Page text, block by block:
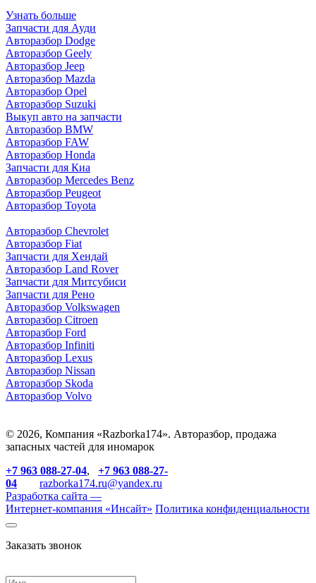
Узнать больше
Запчасти для Ауди
Авторазбор Dodge
Авторазбор Geely
Авторазбор Jeep
Авторазбор Mazda
Авторазбор Opel
Авторазбор Suzuki
Выкуп авто на запчасти
Авторазбор BMW
Авторазбор FAW
Авторазбор Honda
Запчасти для Киа
Авторазбор Mercedes Benz
Авторазбор Peugeot
Авторазбор Toyota
Авторазбор Chevrolet
Авторазбор Fiat
Запчасти для Хендай
Авторазбор Land Rover
Запчасти для Митсубиси
Запчасти для Рено
Авторазбор Volkswagen
Авторазбор Citroen
Авторазбор Ford
Авторазбор Infiniti
Авторазбор Lexus
Авторазбор Nissan
Авторазбор Skoda
Авторазбор Volvo
© 2026, Компания «Razborka174». Авторазбор, продажа
запасных частей для иномарок
+7 963 088-27-04, +7 963 088-27-
04
razborka174.ru@yandex.ru
Разработка сайта —
Интернет-компания «Инсайт» Политика конфиденциальности
Заказать звонок